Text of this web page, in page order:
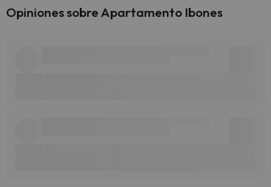
Opiniones sobre Apartamento Ibones